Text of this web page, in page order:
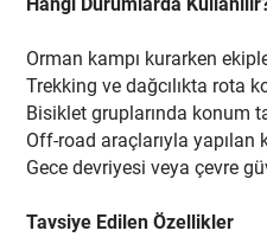
Orman kampı kurarken
Trekking ve dağcılıkta rota
Bisiklet gruplarında konum
Off-road araçlarıyla
Gece devriyesi veya çevre
Tavsiye Edilen Özellikler